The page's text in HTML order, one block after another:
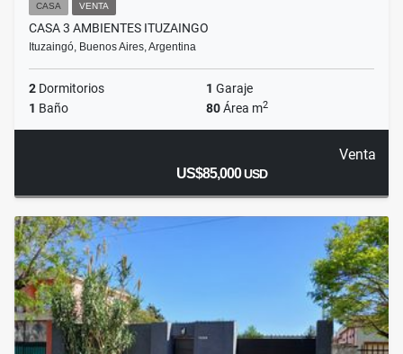
CASA VENTA
CASA 3 AMBIENTES ITUZAINGO
Ituzaingó, Buenos Aires, Argentina
2 Dormitorios 1 Garaje
1 Baño 80Área m2
Venta
US$85,000USD